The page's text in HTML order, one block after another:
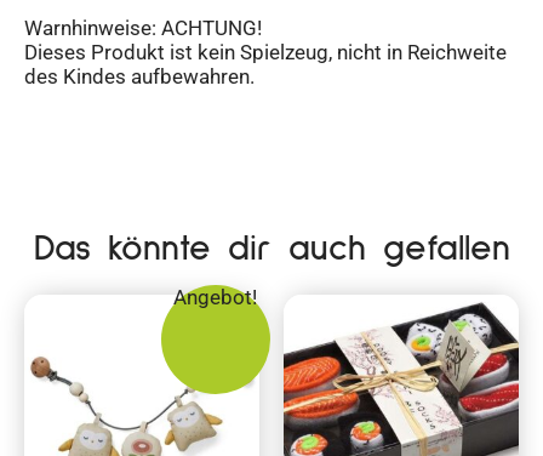
Warnhinweise: ACHTUNG!
Dieses Produkt ist kein Spielzeug, nicht in Reichweite
des Kindes aufbewahren.
Das könnte dir auch gefallen
Angebot!